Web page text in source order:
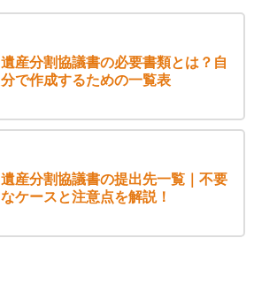
遺産分割協議書の必要書類とは？自
分で作成するための一覧表
遺産分割協議書の提出先一覧｜不要
なケースと注意点を解説！